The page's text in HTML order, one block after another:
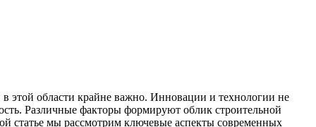
этой области крайне важно. Инновации и технологии не
Различные факторы формируют облик строительной
статье мы рассмотрим ключевые аспекты современных